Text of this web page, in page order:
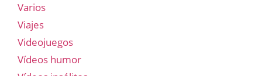
Varios
Viajes
Videojuegos
Vídeos humor